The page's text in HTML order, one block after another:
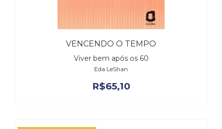
VENCENDO O TEMPO
Viver bem após os 60
Eda LeShan
R$65,10